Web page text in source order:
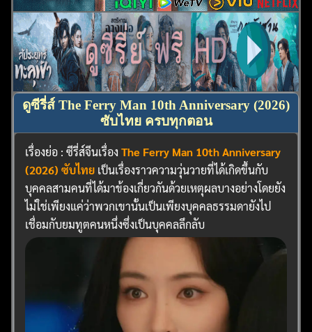
ดูซีรี่ส์ The Ferry Man 10th Anniversary (2026)
ซับไทย ครบทุกตอน
เรื่องย่อ : ซีรี่ส์จีนเรื่องThe Ferry Man 10th Anniversary
(2026) ซับไทย เป็นเรื่องราวความวุ่นวายที่ได้เกิดขึ้นกับ
บุคคลสามคนที่ได้มาข้องเกี่ยวกันด้วยเหตุผลบางอย่างโดยยัง
ไม่ใช่เพียงแค่ว่าพวกเขานั้นเป็นเพียงบุคคลธรรมดายังไป
เชื่อมกับยมทูตคนหนึ่งซึ่งเป็นบุคคลลึกลับ